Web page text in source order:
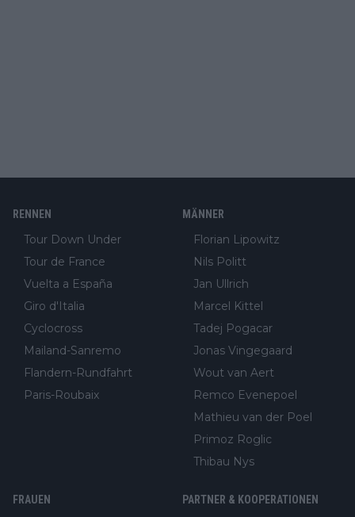
RENNEN
Tour Down Under
Tour de France
Vuelta a España
Giro d'Italia
Cyclocross
Mailand-Sanremo
Flandern-Rundfahrt
Paris-Roubaix
MÄNNER
Florian Lipowitz
Nils Politt
Jan Ullrich
Marcel Kittel
Tadej Pogacar
Jonas Vingegaard
Wout van Aert
Remco Evenepoel
Mathieu van der Poel
Primoz Roglic
Thibau Nys
FRAUEN PARTNER & KOOPERATIONEN